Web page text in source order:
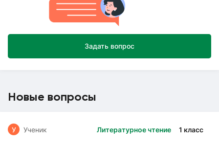
Задать вопрос
Новые вопросы
Литературное чтение 1 класс
У Ученик